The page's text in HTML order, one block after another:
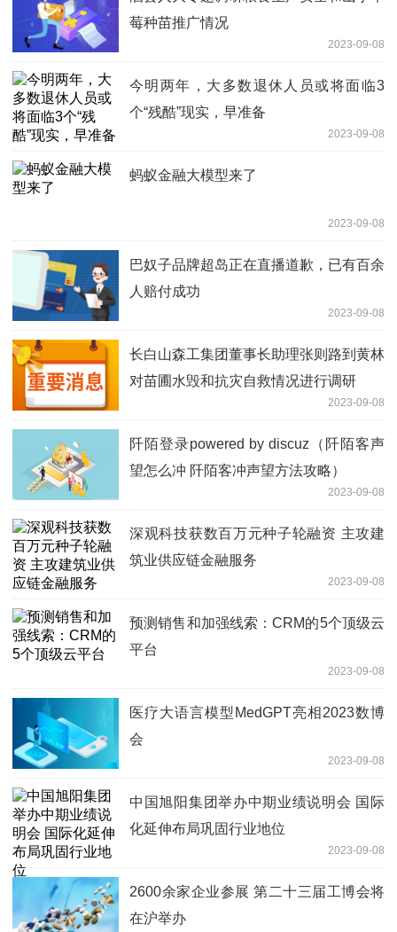
莓种苗推广情况
2023-09-08
今明两年，大多数退休人员或将面临3
个“残酷”现实，早准备
2023-09-08
蚂蚁金融大模型来了
2023-09-08
巴奴子品牌超岛正在直播道歉，已有百余
人赔付成功
2023-09-08
长白山森工集团董事长助理张则路到黄林
对苗圃水毁和抗灾自救情况进行调研
2023-09-08
阡陌登录powered by discuz（阡陌客声
望怎么冲 阡陌客冲声望方法攻略）
2023-09-08
深观科技获数百万元种子轮融资 主攻建
筑业供应链金融服务
2023-09-08
预测销售和加强线索：CRM的5个顶级云
平台
2023-09-08
医疗大语言模型MedGPT亮相2023数博
会
2023-09-08
中国旭阳集团举办中期业绩说明会 国际
化延伸布局巩固行业地位
2023-09-08
2600余家企业参展 第二十三届工博会将
在沪举办